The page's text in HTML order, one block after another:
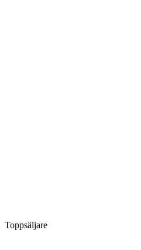
Toppsäljare